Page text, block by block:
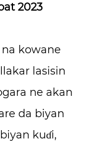
2023
kowane
lasisin
ne akan
da biyan
kuɗi,